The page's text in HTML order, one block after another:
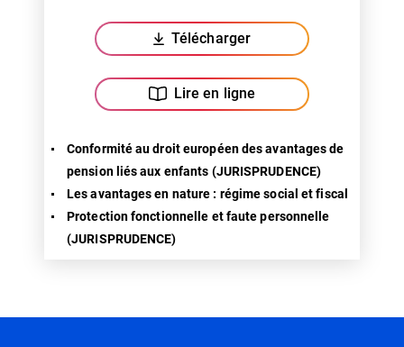
Télécharger
(ouverture dans un nouvel
Lire en ligne
Conformité au droit européen des avantages de
pension liés aux enfants (JURISPRUDENCE)
Les avantages en nature : régime social et fiscal
Protection fonctionnelle et faute personnelle
(JURISPRUDENCE)